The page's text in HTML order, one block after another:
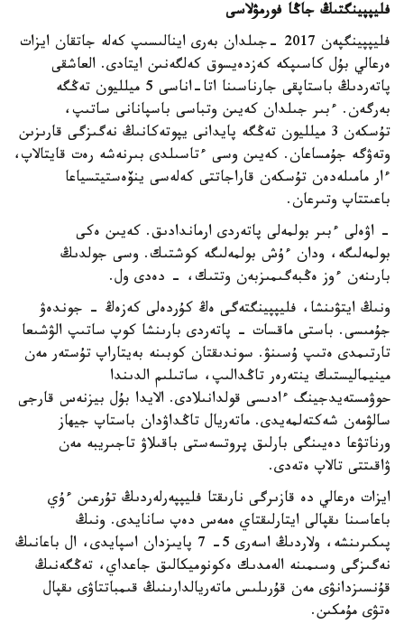
فليپپينگتىڭ جاڭا فورمۋلاسى
فليپپينگپەن 2017 -جىلدان بەرى اينالىسىپ كەلە جاتقان ايزات
ەرعالي بۇل كاسىپكە كەزدەيسوق كەلگەنىن ايتادى. العاشقى
پاتەردىڭ باستاپقى جارناسىنا اتا-اناسى 5 ميلليون تەڭگە
بەرگەن. ءبىر جىلدان كەيىن وتباسى باسپانانى ساتىپ،
تۇسكەن 3 ميلليون تەڭگە پايدانى يپوتەكانىڭ نەگىزگى قارىزىن
وتەۋگە جۇمساعان. كەيىن وسى ءتاسىلدى بىرنەشە رەت قايتالاپ،
ءار مامىلەدەن تۇسكەن قاراجاتتى كەلەسى ينۆەستيتسياعا
باعىتتاپ وتىرعان.
- اۋەلى ءبىر بولمەلى پاتەردى ارماندادىق. كەيىن ەكى
بولمەلىگە، ودان ءۇش بولمەلىگە كوشتىك. وسى جولدىڭ
بارىنەن ءوز ەڭبەگىمىزبەن وتتىك، - دەدى ول.
ونىڭ ايتۋىنشا، فليپپينگتەگى ەڭ كۇردەلى كەزەڭ - جوندەۋ
جۇمىسى. باستى ماقسات - پاتەردى بارىنشا كوپ ساتىپ الۋشىعا
تارتىمدى ەتىپ ۇسىنۋ. سوندىقتان كوبىنە بەيتاراپ تۇستەر مەن
مينيماليستىك ينتەرەر تاڭدالىپ، ساتىلىم الدىندا
حوۋمستەيدجينگ ءادىسى قولدانىلادى. الايدا بۇل بيزنەس قارجى
سالۋمەن شەكتەلمەيدى. ماتەريال تاڭداۋدان باستاپ جيھاز
ورناتۋعا دەيىنگى بارلىق پروتسەستى باقىلاۋ تاجىريبە مەن
ۋاقىتتى تالاپ ەتەدى.
ايزات ەرعالي دە قازىرگى نارىقتا فليپپەرلەردىڭ تۇرعىن ءۇي
باعاسىنا ىقپالى ايتارلىقتاي ەمەس دەپ سانايدى. ونىڭ
پىكىرىنشە، ولاردىڭ اسەرى 5- 7 پايىزدان اسپايدى، ال باعانىڭ
نەگىزگى وسىمىنە الەمدىك ەكونوميكالىق جاعداي، تەڭگەنىڭ
قۇنسىزدانۋى مەن قۇرىلىس ماتەريالدارىنىڭ قىمباتتاۋى ىقپال
ەتۋى مۇمكىن.